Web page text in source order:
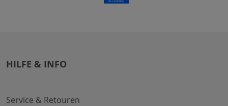
HILFE & INFO
Service & Retouren